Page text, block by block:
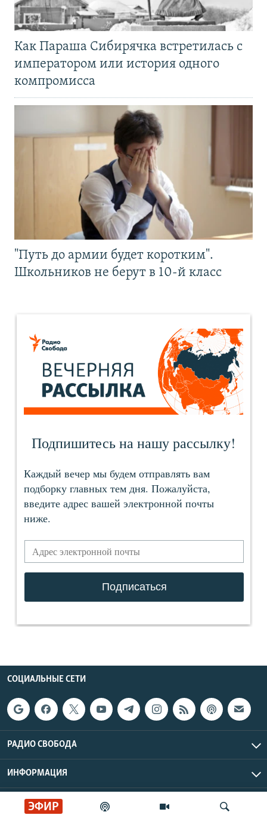
ЭФИР
Как Параша Сибирячка встретилась с
императором или история одного
компромисса
"Путь до армии будет коротким".
Школьников не берут в 10-й класс
СОЦИАЛЬНЫЕ СЕТИ
РАДИО СВОБОДА
ИНФОРМАЦИЯ
Радио Свобода © 2026 RFE/RL, Inc. | Все права защищены.